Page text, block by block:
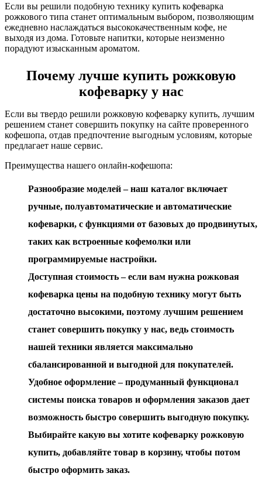
Если вы решили подобную технику купить кофеварка
рожкового типа станет оптимальным выбором, позволяющим
ежедневно наслаждаться высококачественным кофе, не
выходя из дома. Готовьте напитки, которые неизменно
порадуют изысканным ароматом.
Почему лучше купить рожковую
кофеварку у нас
Если вы твердо решили рожковую кофеварку купить, лучшим
решением станет совершить покупку на сайте проверенного
кофешопа, отдав предпочтение выгодным условиям, которые
предлагает наше сервис.
Преимущества нашего онлайн-кофешопа:
Разнообразие моделей – наш каталог включает
ручные, полуавтоматические и автоматические
кофеварки, с функциями от базовых до продвинутых,
таких как встроенные кофемолки или
программируемые настройки.
Доступная стоимость – если вам нужна рожковая
кофеварка цены на подобную технику могут быть
достаточно высокими, поэтому лучшим решением
станет совершить покупку у нас, ведь стоимость
нашей техники является максимально
сбалансированной и выгодной для покупателей.
Удобное оформление – продуманный функционал
системы поиска товаров и оформления заказов дает
возможность быстро совершить выгодную покупку.
Выбирайте какую вы хотите кофеварку рожковую
купить, добавляйте товар в корзину, чтобы потом
быстро оформить заказ.